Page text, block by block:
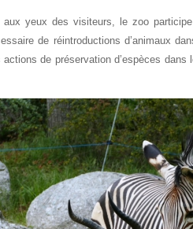
yeux des visiteurs, le zoo
de réintroductions d’animaux
de préservation d’espèces